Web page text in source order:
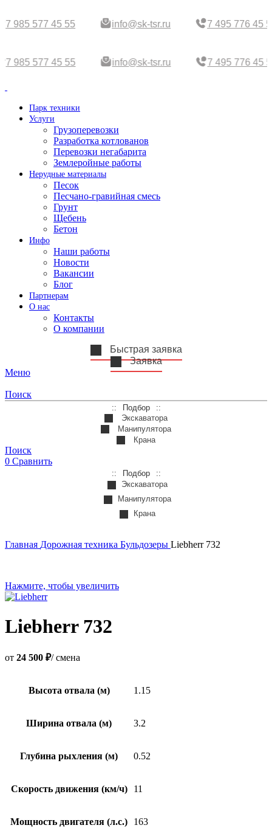
7 985 577 45 55 info@sk-tsr.ru 7 495 776 45
7 985 577 45 55 info@sk-tsr.ru 7 495 776 45
Парк техники
Услуги
Грузоперевозки
Разработка котлованов
Перевозки негабарита
Землеройные работы
Нерудные материалы
Песок
Песчано-гравийная смесь
Грунт
Щебень
Бетон
Инфо
Наши работы
Новости
Вакансии
Блог
Партнерам
О нас
Контакты
О компании
Быстрая заявка
Заявка
Меню
Поиск
Подбор
Экскаватора
Манипулятора
Крана
Поиск
0 Сравнить
Подбор
Экскаватора
Манипулятора
Крана
Главная Дорожная техника Бульдозеры Liebherr 732
Нажмите, чтобы увеличить
Liebherr 732
от 24 500 ₽/ смена
Высота отвала (м) 1.15
Ширина отвала (м) 3.2
Глубина рыхления (м) 0.52
Скорость движения (км/ч) 11
Мощность двигателя (л.с.) 163